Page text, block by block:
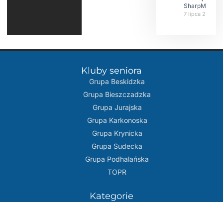
SharpMap
7 lipca 2026
Kluby seniora
Grupa Beskidzka​
Grupa Bieszczadzka
Grupa Jurajska
Grupa Karkonoska
Grupa Krynicka
Grupa Sudecka
Grupa Podhalańska
TOPR
Kategorie